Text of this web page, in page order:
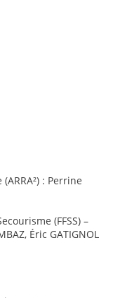
: Perrine
(FFSS) –
Éric GATIGNOL